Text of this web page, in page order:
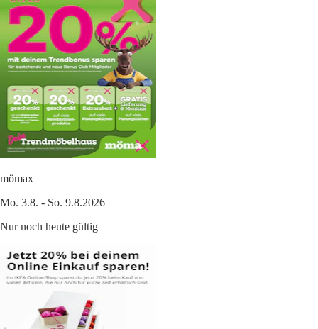
mömax
Mo. 3.8. - So. 9.8.2026
Nur noch heute gültig